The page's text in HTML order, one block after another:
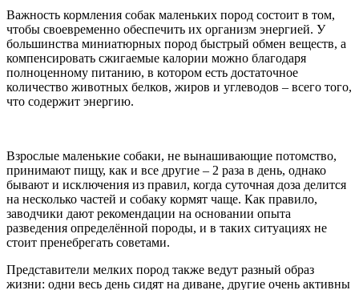
Важность кормления собак маленьких пород состоит в том,
чтобы своевременно обеспечить их организм энергией. У
большинства миниатюрных пород быстрый обмен веществ, а
компенсировать сжигаемые калории можно благодаря
полноценному питанию, в котором есть достаточное
количество животных белков, жиров и углеводов – всего того,
что содержит энергию.
Взрослые маленькие собаки, не вынашивающие потомство,
принимают пищу, как и все другие – 2 раза в день, однако
бывают и исключения из правил, когда суточная доза делится
на несколько частей и собаку кормят чаще. Как правило,
заводчики дают рекомендации на основании опыта
разведения определённой породы, и в таких ситуациях не
стоит пренебрегать советами.
Представители мелких пород также ведут разный образ
жизни: одни весь день сидят на диване, другие очень активны